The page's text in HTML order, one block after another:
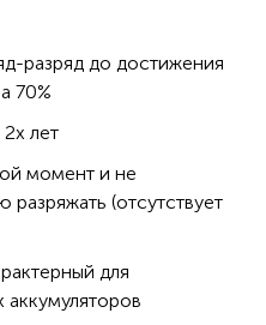
разряд до достижения
70%
лет
момент и не
разряжать (отсутствует
для
аккумуляторов